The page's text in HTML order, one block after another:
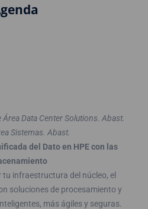
Data Center Solutions. Abast.
Sistemas. Abast.
del Dato en HPE con las
infraestructura del núcleo, el
soluciones de procesamiento y
más ágiles y seguras.